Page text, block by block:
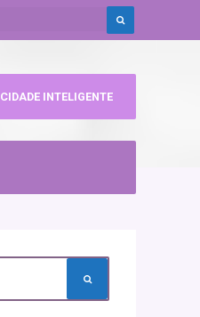
CIDADE INTELIGENTE